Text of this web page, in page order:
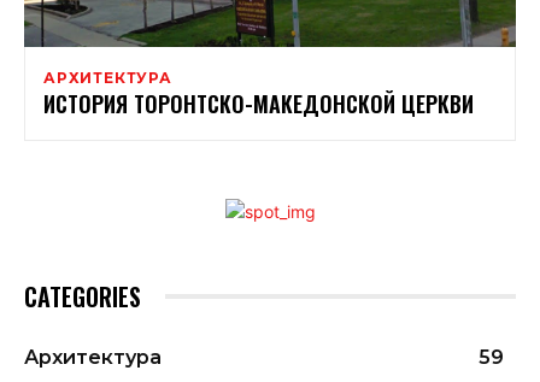
АРХИТЕКТУРА
ИСТОРИЯ ТОРОНТСКО-МАКЕДОНСКОЙ ЦЕРКВИ
CATEGORIES
Архитектура
59